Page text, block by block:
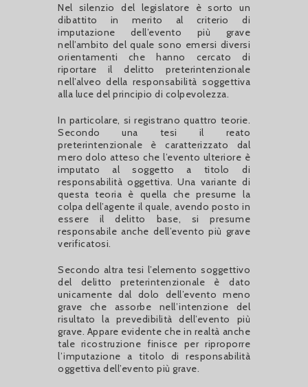
Nel silenzio del legislatore è sorto un
dibattito in merito al criterio di
imputazione dell’evento più grave
nell’ambito del quale sono emersi diversi
orientamenti che hanno cercato di
riportare il delitto preterintenzionale
nell’alveo della responsabilità soggettiva
alla luce del principio di colpevolezza.
In particolare, si registrano quattro teorie.
Secondo una tesi il reato
preterintenzionale è caratterizzato dal
mero dolo atteso che l’evento ulteriore è
imputato al soggetto a titolo di
responsabilità oggettiva. Una variante di
questa teoria è quella che presume la
colpa dell’agente il quale, avendo posto in
essere il delitto base, si presume
responsabile anche dell’evento più grave
verificatosi.
Secondo altra tesi l’elemento soggettivo
del delitto preterintenzionale è dato
unicamente dal dolo dell’evento meno
grave che assorbe nell’intenzione del
risultato la prevedibilità dell’evento più
grave. Appare evidente che in realtà anche
tale ricostruzione finisce per riproporre
l’imputazione a titolo di responsabilità
oggettiva dell’evento più grave.